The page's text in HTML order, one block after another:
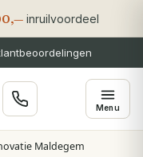
inruilvoordeel
Menu
Maldegem